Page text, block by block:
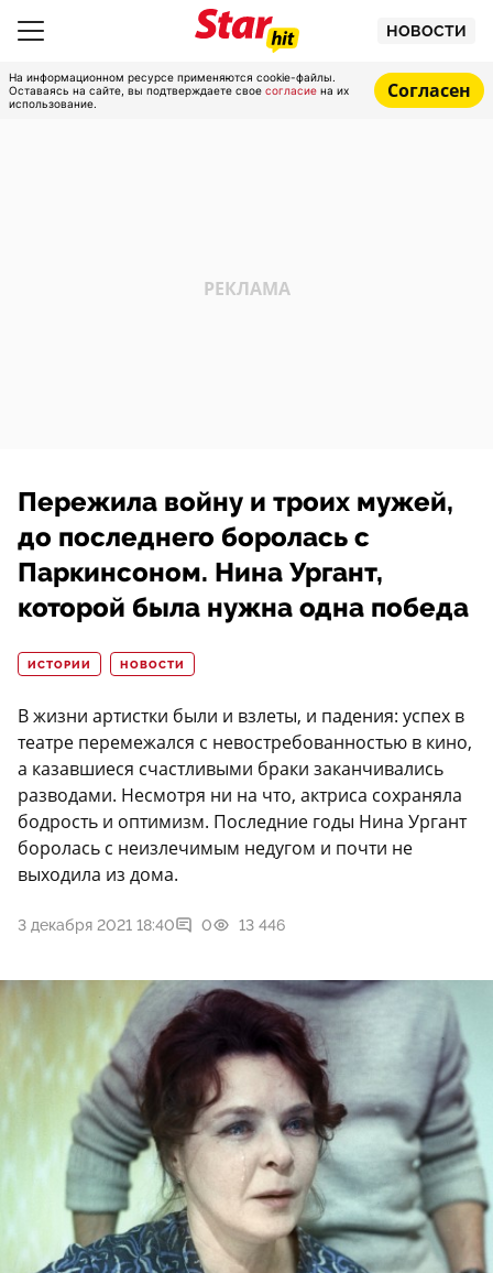
НОВОСТИ
На информационном ресурсе применяются cookie-файлы.
Оставаясь на сайте, вы подтверждаете свое согласие на их
использование.
Согласен
Пережила войну и троих мужей,
до последнего боролась с
Паркинсоном. Нина Ургант,
которой была нужна одна победа
ИСТОРИИ НОВОСТИ
В жизни артистки были и взлеты, и падения: успех в
театре перемежался с невостребованностью в кино,
а казавшиеся счастливыми браки заканчивались
разводами. Несмотря ни на что, актриса сохраняла
бодрость и оптимизм. Последние годы Нина Ургант
боролась с неизлечимым недугом и почти не
выходила из дома.
3 декабря 2021 18:40 0 13 446